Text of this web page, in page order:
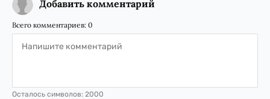
Добавить комментарий
Всего комментариев: 0
Осталось символов: 2000